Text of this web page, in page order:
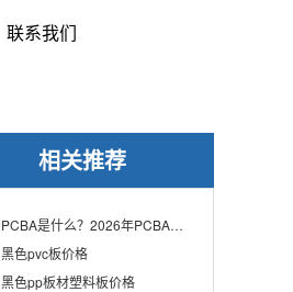
联系我们
相关推荐
PCBA是什么？2026年PCBA制造与代工指南：专业方案、流程与应用
黑色pvc板价格
黑色pp板材塑料板价格